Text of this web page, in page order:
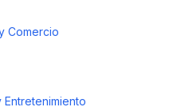
Comercio